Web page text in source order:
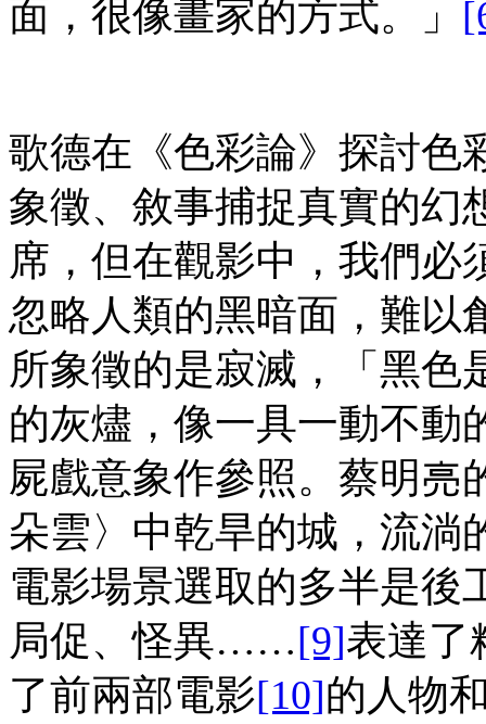
面，很像畫家的方式。」
歌德在《色彩論》探討色
象徵、敘事捕捉真實的幻
席，但在觀影中，我們必
忽略人類的黑暗面，難以
所象徵的是寂滅，「黑色
的灰燼，像一具一動不動
屍戲意象作參照。蔡明亮
朵雲〉中乾旱的城，流淌
電影場景選取的多半是後
局促、怪異……[9]表達了
了前兩部電影[10]的人物